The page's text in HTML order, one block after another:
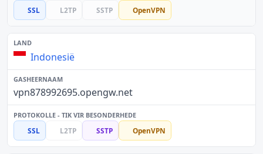
SSL L2TP SSTP OpenVPN
Indonesië
vpn878992695.opengw.net
SSL L2TP SSTP OpenVPN